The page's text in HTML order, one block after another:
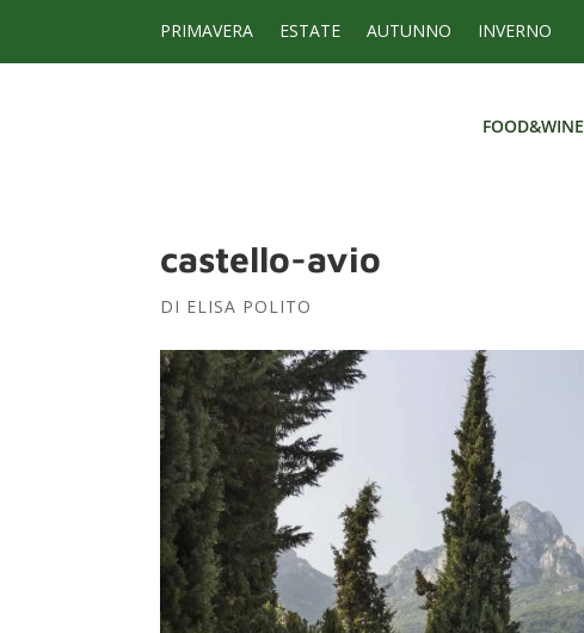
PRIMAVERA ESTATE AUTUNNO INVERNO
FOOD&WINE
castello-avio
DI ELISA POLITO